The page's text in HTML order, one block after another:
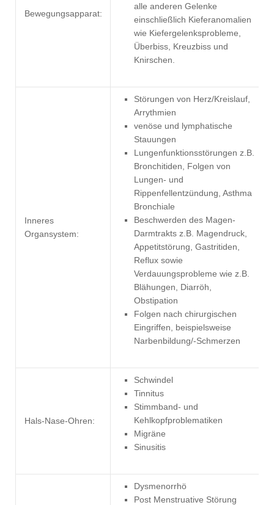
Bewegungsapparat:
alle anderen Gelenke
einschließlich Kieferanomalien
wie Kiefergelenksprobleme,
Überbiss, Kreuzbiss und
Knirschen.
Inneres
Organsystem:
Störungen von Herz/Kreislauf,
Arrythmien
venöse und lymphatische
Stauungen
Lungenfunktionsstörungen z.B.
Bronchitiden, Folgen von
Lungen- und
Rippenfellentzündung, Asthma
Bronchiale
Beschwerden des Magen-
Darmtrakts z.B. Magendruck,
Appetitstörung, Gastritiden,
Reflux sowie
Verdauungsprobleme wie z.B.
Blähungen, Diarröh,
Obstipation
Folgen nach chirurgischen
Eingriffen, beispielsweise
Narbenbildung/-Schmerzen
Hals-Nase-Ohren:
Schwindel
Tinnitus
Stimmband- und
Kehlkopfproblematiken
Migräne
Sinusitis
Dysmenorrhö
Post Menstruative Störung